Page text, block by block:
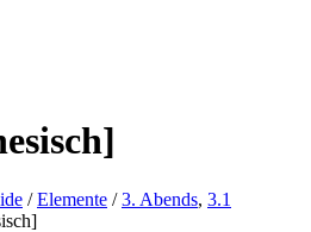
/ Elemente / 3. Abends, 3.1